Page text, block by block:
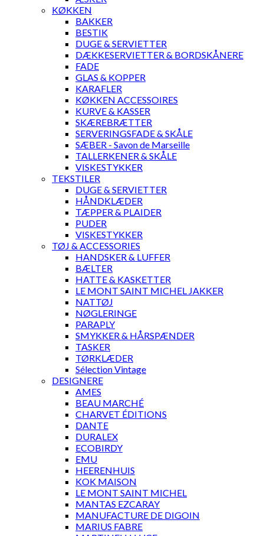
KØKKEN
BAKKER
BESTIK
DUGE & SERVIETTER
DÆKKESERVIETTER & BORDSKÅNERE
FADE
GLAS & KOPPER
KARAFLER
KØKKEN ACCESSOIRES
KURVE & KASSER
SKÆREBRÆTTER
SERVERINGSFADE & SKÅLE
SÆBER - Savon de Marseille
TALLERKENER & SKÅLE
VISKESTYKKER
TEKSTILER
DUGE & SERVIETTER
HÅNDKLÆDER
TÆPPER & PLAIDER
PUDER
VISKESTYKKER
TØJ & ACCESSORIES
HANDSKER & LUFFER
BÆLTER
HATTE & KASKETTER
LE MONT SAINT MICHEL JAKKER
NATTØJ
NØGLERINGE
PARAPLY
SMYKKER & HÅRSPÆNDER
TASKER
TØRKLÆDER
Sélection Vintage
DESIGNERE
AMES
BEAU MARCHÉ
CHARVET ÉDITIONS
DANTE
DURALEX
ECOBIRDY
EMU
HEERENHUIS
KOK MAISON
LE MONT SAINT MICHEL
MANTAS EZCARAY
MANUFACTURE DE DIGOIN
MARIUS FABRE